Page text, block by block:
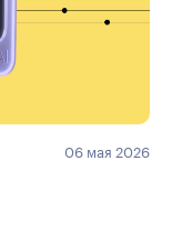
06 мая 2026